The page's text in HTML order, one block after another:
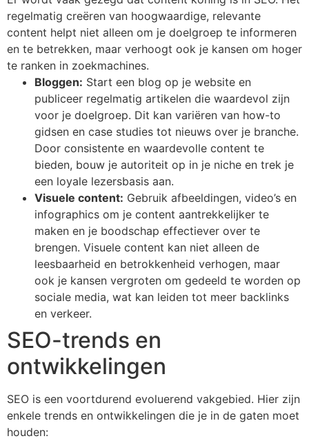
regelmatig creëren van hoogwaardige, relevante
content helpt niet alleen om je doelgroep te informeren
en te betrekken, maar verhoogt ook je kansen om hoger
te ranken in zoekmachines.
Bloggen: Start een blog op je website en
publiceer regelmatig artikelen die waardevol zijn
voor je doelgroep. Dit kan variëren van how-to
gidsen en case studies tot nieuws over je branche.
Door consistente en waardevolle content te
bieden, bouw je autoriteit op in je niche en trek je
een loyale lezersbasis aan.
Visuele content: Gebruik afbeeldingen, video’s en
infographics om je content aantrekkelijker te
maken en je boodschap effectiever over te
brengen. Visuele content kan niet alleen de
leesbaarheid en betrokkenheid verhogen, maar
ook je kansen vergroten om gedeeld te worden op
sociale media, wat kan leiden tot meer backlinks
en verkeer.
SEO-trends en
ontwikkelingen
SEO is een voortdurend evoluerend vakgebied. Hier zijn
enkele trends en ontwikkelingen die je in de gaten moet
houden: